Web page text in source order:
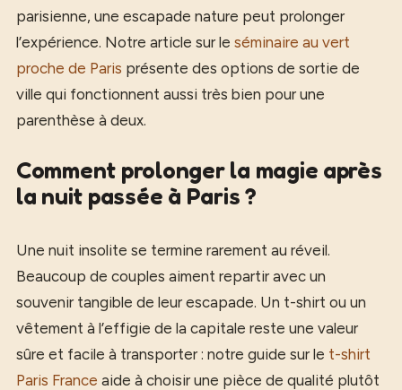
parisienne, une escapade nature peut prolonger
l’expérience. Notre article sur le séminaire au vert
proche de Paris présente des options de sortie de
ville qui fonctionnent aussi très bien pour une
parenthèse à deux.
Comment prolonger la magie après
la nuit passée à Paris ?
Une nuit insolite se termine rarement au réveil.
Beaucoup de couples aiment repartir avec un
souvenir tangible de leur escapade. Un t-shirt ou un
vêtement à l’effigie de la capitale reste une valeur
sûre et facile à transporter : notre guide sur le t-shirt
Paris France aide à choisir une pièce de qualité plutôt